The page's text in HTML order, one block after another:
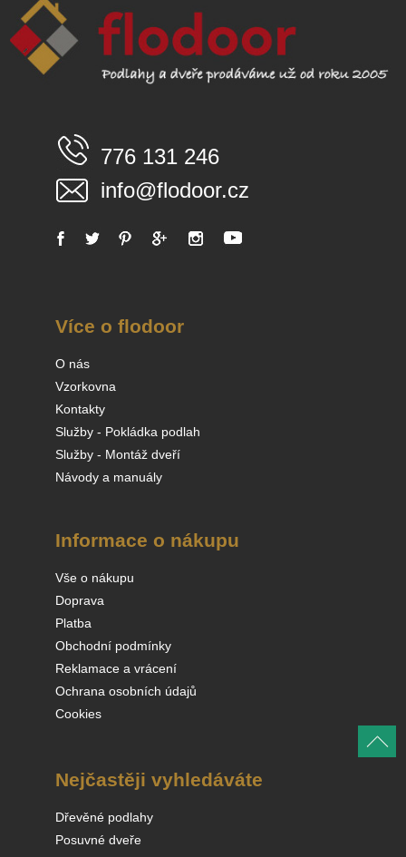
776 131 246
info@flodoor.cz
Více o flodoor
O nás
Vzorkovna
Kontakty
Služby - Pokládka podlah
Služby - Montáž dveří
Návody a manuály
Informace o nákupu
Vše o nákupu
Doprava
Platba
Obchodní podmínky
Reklamace a vrácení
Ochrana osobních údajů
Cookies
Nejčastěji vyhledáváte
Dřevěné podlahy
Posuvné dveře